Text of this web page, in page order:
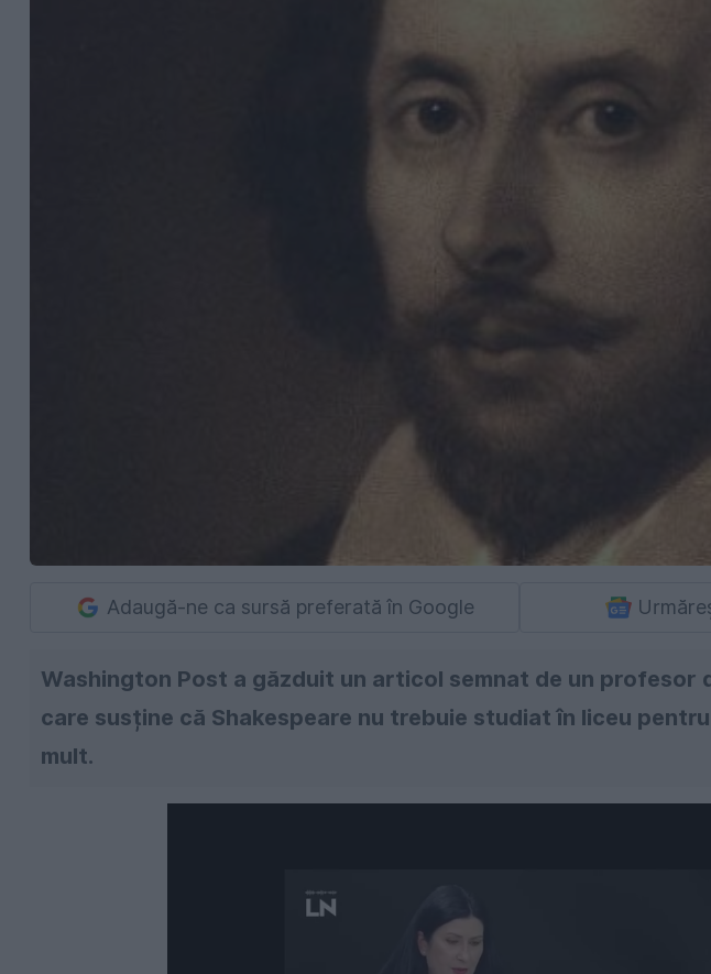
Adaugă-ne ca sursă preferată în Google
Washington Post a găzduit un articol semnat de un profesor
care susține că Shakespeare nu trebuie studiat în liceu
mult.